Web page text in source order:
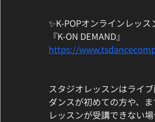
✨K-POPオンラインレッス
『K-ON DEMAND』
https://
スタジオレッスンはライ
ダンスが初めての方や、
レッスンが受講できない